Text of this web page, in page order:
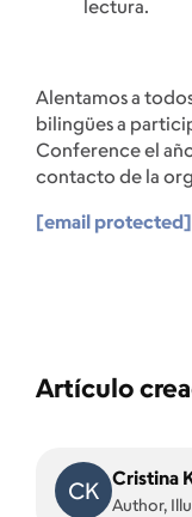
lectura.
Alentamos a
bilingües a
Conference el
contacto de la
[email protected]
Artículo
CK Cristina
Author,